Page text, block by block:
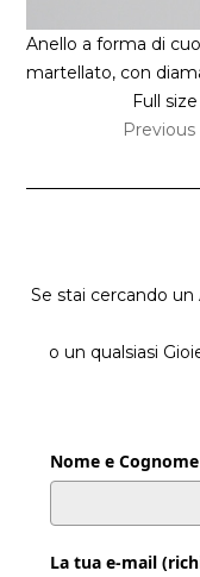
Anello a forma di
martellato, con
Full
Se stai cercando
o un qualsiasi
Nome e
La tua e-mail